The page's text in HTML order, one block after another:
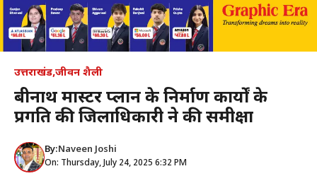
उत्तराखंड,जीवन शैली
बद्रीनाथ मास्टर प्लान के निर्माण कार्यों के
प्रगति की जिलाधिकारी ने की समीक्षा
By:Naveen Joshi
On: Thursday, July 24, 2025 6:32 PM